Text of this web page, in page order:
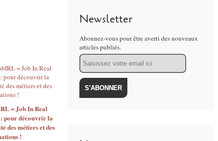
= Job In Real
pour découvrir la
des métiers et des
!
Newsletter
Abonnez-vous pour être averti des nouveaux
articles publiés.
Email